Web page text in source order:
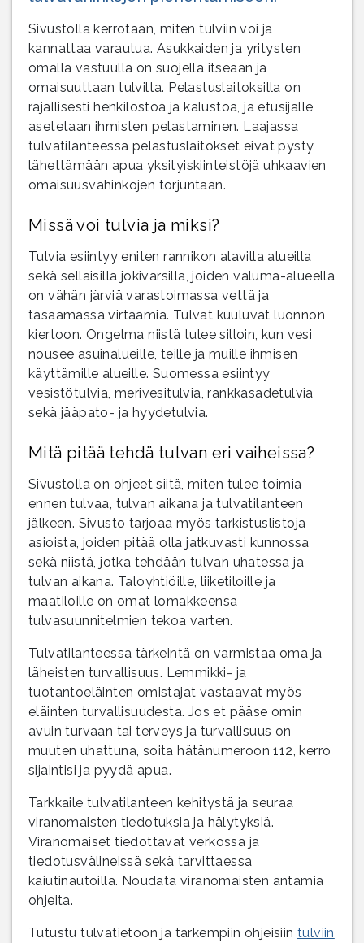
Sivustolla kerrotaan, miten tulviin voi ja
kannattaa varautua. Asukkaiden ja yritysten
omalla vastuulla on suojella itseään ja
omaisuuttaan tulvilta. Pelastuslaitoksilla on
rajallisesti henkilöstöä ja kalustoa, ja etusijalle
asetetaan ihmisten pelastaminen. Laajassa
tulvatilanteessa pelastuslaitokset eivät pysty
lähettämään apua yksityiskiinteistöjä uhkaavien
omaisuusvahinkojen torjuntaan.
Missä voi tulvia ja miksi?
Tulvia esiintyy eniten rannikon alavilla alueilla
sekä sellaisilla jokivarsilla, joiden valuma-alueella
on vähän järviä varastoimassa vettä ja
tasaamassa virtaamia. Tulvat kuuluvat luonnon
kiertoon. Ongelma niistä tulee silloin, kun vesi
nousee asuinalueille, teille ja muille ihmisen
käyttämille alueille. Suomessa esiintyy
vesistötulvia, merivesitulvia, rankkasadetulvia
sekä jääpato- ja hyydetulvia.
Mitä pitää tehdä tulvan eri vaiheissa?
Sivustolla on ohjeet siitä, miten tulee toimia
ennen tulvaa, tulvan aikana ja tulvatilanteen
jälkeen. Sivusto tarjoaa myös tarkistuslistoja
asioista, joiden pitää olla jatkuvasti kunnossa
sekä niistä, jotka tehdään tulvan uhatessa ja
tulvan aikana. Taloyhtiöille, liiketiloille ja
maatiloille on omat lomakkeensa
tulvasuunnitelmien tekoa varten.
Tulvatilanteessa tärkeintä on varmistaa oma ja
läheisten turvallisuus. Lemmikki- ja
tuotantoeläinten omistajat vastaavat myös
eläinten turvallisuudesta. Jos et pääse omin
avuin turvaan tai terveys ja turvallisuus on
muuten uhattuna, soita hätänumeroon 112, kerro
sijaintisi ja pyydä apua.
Tarkkaile tulvatilanteen kehitystä ja seuraa
viranomaisten tiedotuksia ja hälytyksiä.
Viranomaiset tiedottavat verkossa ja
tiedotusvälineissä sekä tarvittaessa
kaiutinautoilla. Noudata viranomaisten antamia
ohjeita.
Tutustu tulvatietoon ja tarkempiin ohjeisiin tulviin